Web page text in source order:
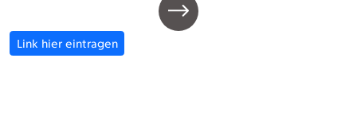
Link hier eintragen